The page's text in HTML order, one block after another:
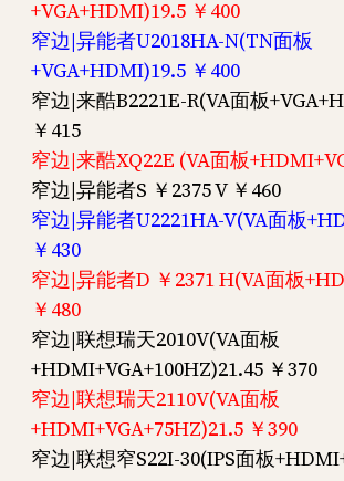
+VGA+HDMI)19.5 ￥400
窄边|异能者U2018HA-N(TN面板
+VGA+HDMI)19.5 ￥400
窄边|来酷B2221E-R(VA面板
￥415
窄边|来酷XQ22E (VA面板
窄边|异能者S ￥2375 V ￥460
窄边|异能者U2221HA-V(VA面板
￥430
窄边|异能者D ￥2371 H(VA面板
￥480
窄边|联想瑞天2010V(VA面板
+HDMI+VGA+100HZ)21.45 ￥370
窄边|联想瑞天2110V(VA面板
+HDMI+VGA+75HZ)21.5 ￥390
窄边|联想窄S22I-30(IPS面板